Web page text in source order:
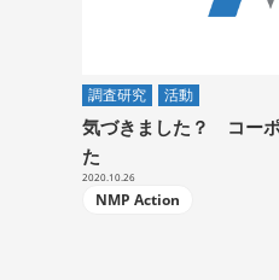
調査研究 活動
気づきました？ コー
た
2020.10.26
NMP Action